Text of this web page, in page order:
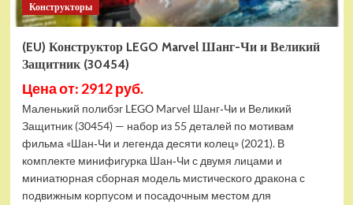
Конструкторы
(EU) Конструктор LEGO Marvel Шанг-Чи и Великий
Защитник (30454)
Цена от: 2912 руб.
Маленький полибэг LEGO Marvel Шанг‑Чи и Великий
Защитник (30454) — набор из 55 деталей по мотивам
фильма «Шан‑Чи и легенда десяти колец» (2021). В
комплекте минифигурка Шан‑Чи с двумя лицами и
миниатюрная сборная модель мистического дракона с
подвижным корпусом и посадочным местом для